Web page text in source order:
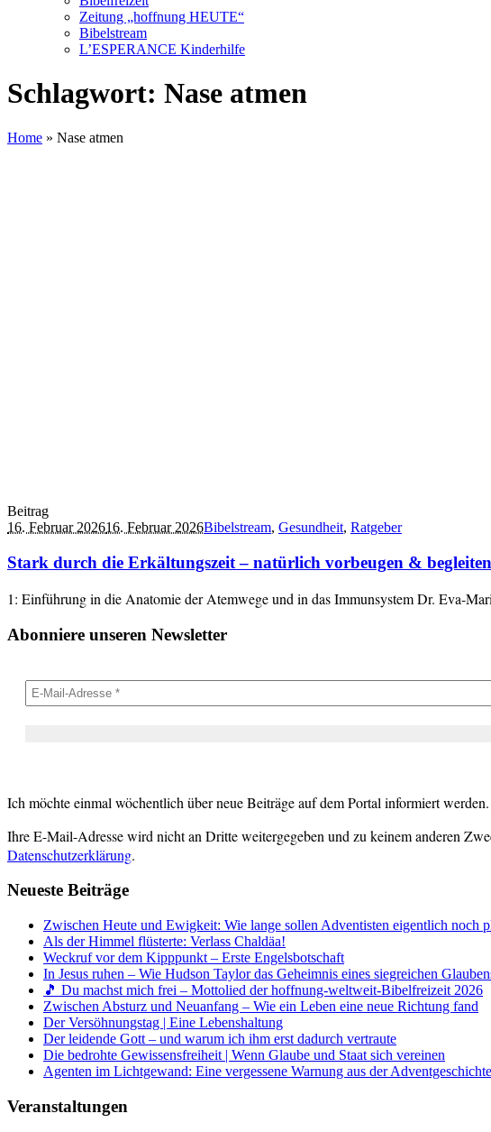
Zeitung „hoffnung HEUTE“
Bibelstream
L’ESPERANCE Kinderhilfe
Schlagwort: Nase atmen
Home » Nase atmen
Beitrag
16. Februar 202616. Februar 2026Bibelstream, Gesundheit, Ratgeber
Stark durch die Erkältungszeit – natürlich vorbeugen &
1: Einführung in die Anatomie der Atemwege und in das Immunsystem Dr. Eva-
Abonniere unseren Newsletter
Ich möchte einmal wöchentlich über neue Beiträge auf dem Portal informiert werden.
Ihre E-Mail-Adresse wird nicht an Dritte weitergegeben und zu keinem anderen
Datenschutzerklärung.
Neueste Beiträge
Zwischen Heute und Ewigkeit: Wie lange sollen Adventisten eigentlich noch
Als der Himmel flüsterte: Verlass Chaldäa!
Weckruf vor dem Kipppunkt – Erste Engelsbotschaft
In Jesus ruhen – Wie Hudson Taylor das Geheimnis eines siegreichen
🎵 Du machst mich frei – Mottolied der hoffnung-weltweit-Bibelfreizeit 2026
Zwischen Absturz und Neuanfang – Wie ein Leben eine neue Richtung fand
Der Versöhnungstag | Eine Lebenshaltung
Der leidende Gott – und warum ich ihm erst dadurch vertraute
Die bedrohte Gewissensfreiheit | Wenn Glaube und Staat sich vereinen
Agenten im Lichtgewand: Eine vergessene Warnung aus der Adventgeschichte
Veranstaltungen